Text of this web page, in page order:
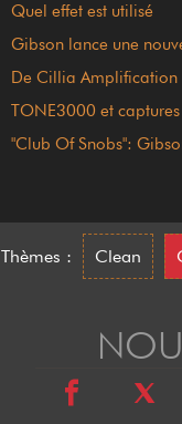
Quel effet est utilisé
Gibson lance une
De Cillia Amplification
TONE3000 et
"Club Of Snobs":
Thèmes : Clean